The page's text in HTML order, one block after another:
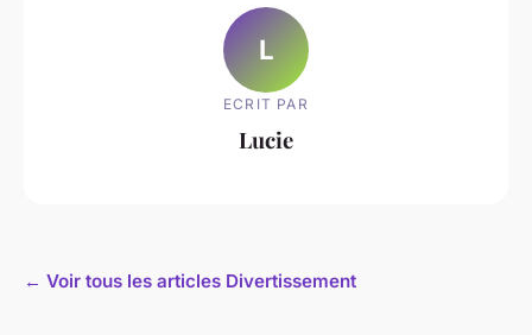
L
ECRIT PAR
Lucie
← Voir tous les articles Divertissement